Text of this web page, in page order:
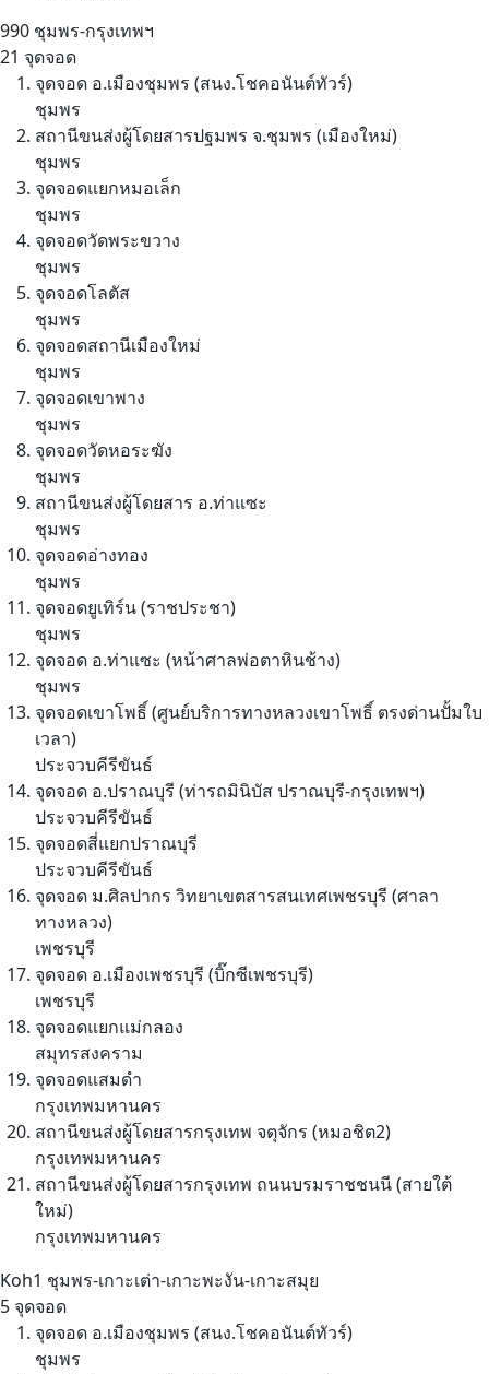
990 ชุมพร-กรุงเทพฯ
21 จุดจอด
จุดจอด อ.เมืองชุมพร (สนง.โชคอนันต์ทัวร์)
ชุมพร
สถานีขนส่งผู้โดยสารปฐมพร จ.ชุมพร (เมืองใหม่)
ชุมพร
จุดจอดแยกหมอเล็ก
ชุมพร
จุดจอดวัดพระขวาง
ชุมพร
จุดจอดโลตัส
ชุมพร
จุดจอดสถานีเมืองใหม่
ชุมพร
จุดจอดเขาพาง
ชุมพร
จุดจอดวัดหอระฆัง
ชุมพร
สถานีขนส่งผู้โดยสาร อ.ท่าแซะ
ชุมพร
จุดจอดอ่างทอง
ชุมพร
จุดจอดยูเทิร์น (ราชประชา)
ชุมพร
จุดจอด อ.ท่าแซะ (หน้าศาลพ่อตาหินช้าง)
ชุมพร
จุดจอดเขาโพธิ์ (ศูนย์บริการทางหลวงเขาโพธิ์ ตรงด่านปั้มใบ
เวลา)
ประจวบคีรีขันธ์
จุดจอด อ.ปราณบุรี (ท่ารถมินิบัส ปราณบุรี-กรุงเทพฯ)
ประจวบคีรีขันธ์
จุดจอดสี่แยกปราณบุรี
ประจวบคีรีขันธ์
จุดจอด ม.ศิลปากร วิทยาเขตสารสนเทศเพชรบุรี (ศาลา
ทางหลวง)
เพชรบุรี
จุดจอด อ.เมืองเพชรบุรี (บิ๊กซีเพชรบุรี)
เพชรบุรี
จุดจอดแยกแม่กลอง
สมุทรสงคราม
จุดจอดแสมดำ
กรุงเทพมหานคร
สถานีขนส่งผู้โดยสารกรุงเทพ จตุจักร (หมอชิต2)
กรุงเทพมหานคร
สถานีขนส่งผู้โดยสารกรุงเทพ ถนนบรมราชชนนี (สายใต้
ใหม่)
กรุงเทพมหานคร
Koh1 ชุมพร-เกาะเต่า-เกาะพะงัน-เกาะสมุย
5 จุดจอด
จุดจอด อ.เมืองชุมพร (สนง.โชคอนันต์ทัวร์)
ชุมพร